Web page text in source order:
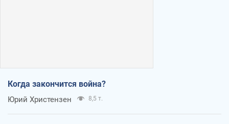
Когда закончится война?
Юрий Христензен 8,5 т.